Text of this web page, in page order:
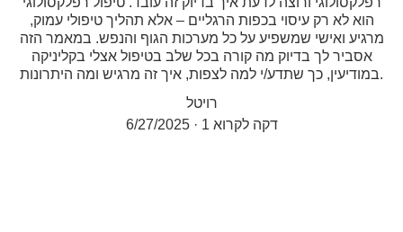
הוא לא רק עיסוי בכפות הרגליים – אלא תהליך טיפולי עמוק,
מרגיע ואישי שמשפיע על כל מערכות הגוף והנפש. במאמר הזה
אסביר לך בדיוק מה קורה בכל שלב בטיפול אצלי בקליניקה
במודיעין, כך שתדע/י למה לצפות, איך זה מרגיש ומה היתרונות.
רויטל
6/27/2025
1 דקה לקרוא